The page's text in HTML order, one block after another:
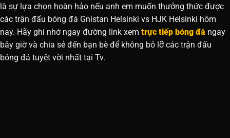
là sự lựa chọn hoàn hảo nếu anh em muốn thưởng thức được
các trận đấu bóng đá Gnistan Helsinki vs HJK Helsinki hôm
nay. Hãy ghi nhớ ngay đường link xem trực tiếp bóng đá ngay
bây giờ và chia sẻ đến bạn bè để không bỏ lỡ các trận đấu
bóng đá tuyệt vời nhất tại Tv.